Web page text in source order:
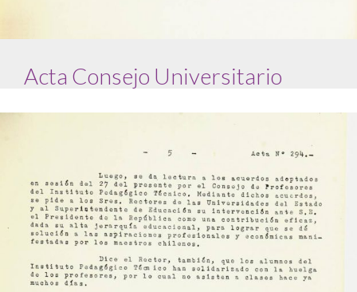
Acta Consejo Universitario